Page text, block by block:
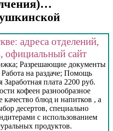
адреса отделений,
официальный сайт
Разрешающие документы
на раздаче; Помощь
плата 2200 руб.
кофеен разнообразное
блюд и напитков , а
десертов, специально
с использованием
продуктов.